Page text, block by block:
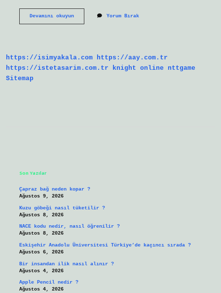
Devamını okuyunTelefon
Mi
Yorum Bırak
https://isimyakala.com https://aay.com.tr
https://istetasarim.com.tr
knight online
nttgame
Sitemap
Son Yazılar
Çapraz bağ neden kopar ?
Ağustos 9, 2026
Kuzu göbeği nasıl tüketilir ?
Ağustos 8, 2026
NACE kodu nedir, nasıl öğrenilir ?
Ağustos 8, 2026
Eskişehir Anadolu Üniversitesi Türkiye’de kaçıncı sırada ?
Ağustos 6, 2026
Bir insandan ilik nasıl alınır ?
Ağustos 4, 2026
Apple Pencil nedir ?
Ağustos 4, 2026